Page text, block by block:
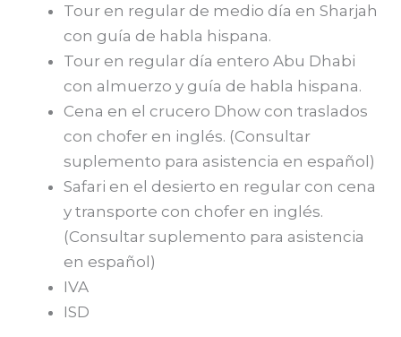
Tour en regular de medio día en Sharjah
con guía de habla hispana.
Tour en regular día entero Abu Dhabi
con almuerzo y guía de habla hispana.
Cena en el crucero Dhow con traslados
con chofer en inglés. (Consultar
suplemento para asistencia en español)
Safari en el desierto en regular con cena
y transporte con chofer en inglés.
(Consultar suplemento para asistencia
en español)
IVA
ISD